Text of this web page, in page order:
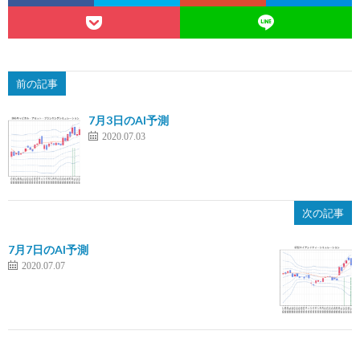
前の記事
7月3日のAI予測
2020.07.03
次の記事
7月7日のAI予測
2020.07.07